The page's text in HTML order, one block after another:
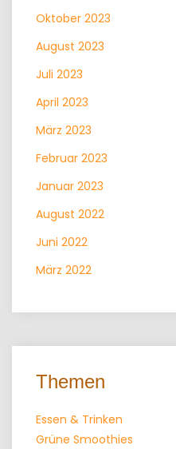
Oktober 2023
August 2023
Juli 2023
April 2023
März 2023
Februar 2023
Januar 2023
August 2022
Juni 2022
März 2022
Themen
Essen & Trinken
Grüne Smoothies